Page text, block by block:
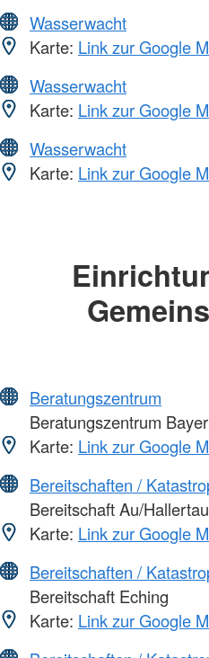
Wasserwacht
Karte: Link zur Google
Wasserwacht
Karte: Link zur Google
Wasserwacht
Karte: Link zur Google
Beratungszentrum
Beratungszentrum
Karte: Link zur Google
Bereitschaften /
Bereitschaft Au/Hallertau
Karte: Link zur Google
Bereitschaften /
Bereitschaft Eching
Karte: Link zur Google